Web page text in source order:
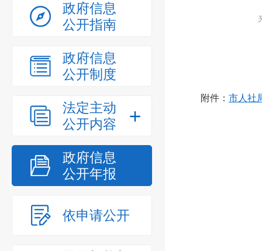
政府信息
公开指南
政府信息
公开制度
法定主动
公开内容
政府信息
公开年报
依申请公开
附件： 市人社